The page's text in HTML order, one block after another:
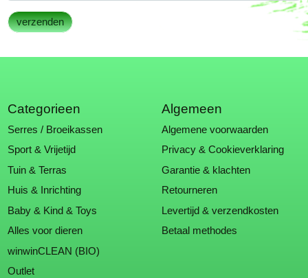
Categorieen
Serres / Broeikassen
Sport & Vrijetijd
Tuin & Terras
Huis & Inrichting
Baby & Kind & Toys
Alles voor dieren
winwinCLEAN (BIO)
Outlet
Algemeen
Algemene voorwaarden
Privacy & Cookieverklaring
Garantie & klachten
Retourneren
Levertijd & verzendkosten
Betaal methodes